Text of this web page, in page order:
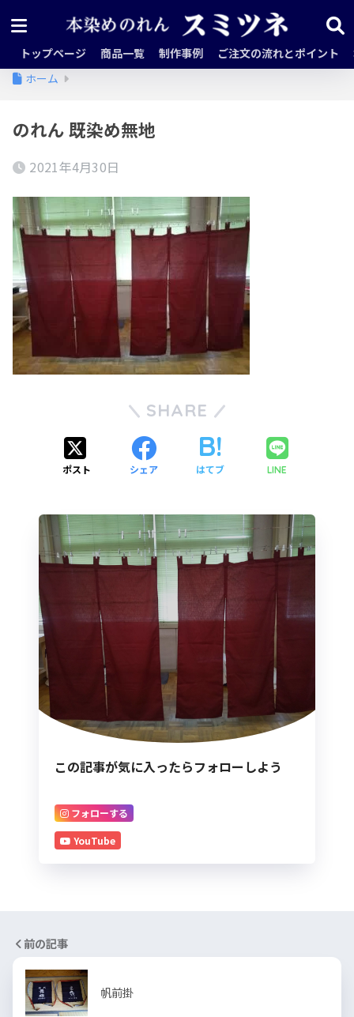
トップページ 商品一覧 制作事例 ご注文の流れとポイント
ホーム
のれん 既染め無地
2021年4月30日
SHARE
ポスト シェア はてブ LINE
この記事が気に入ったらフォローしよう
フォローする
YouTube
前の記事
帆前掛